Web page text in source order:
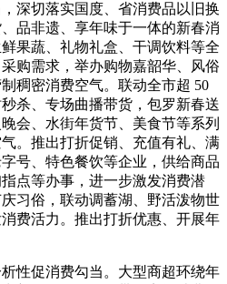
切落实国度、省消费品以旧换
品非遗、享年味于一体的新春消
果蔬、礼物礼盒、干调饮料等全
购需求，举办购物嘉韶华、风俗
稠密消费空气。联动全市超 50
杀、专场曲播带货，包罗新春送
会、水街年货节、美食节等系列
。推出打折促销、充值有礼、满
号、特色餐饮等企业，供给商品
点等办事，进一步激发消费潜
习俗，联动调蓄湖、野活泼物世
费活力。推出打折优惠、开展年
促消费勾当。大型商超环绕年